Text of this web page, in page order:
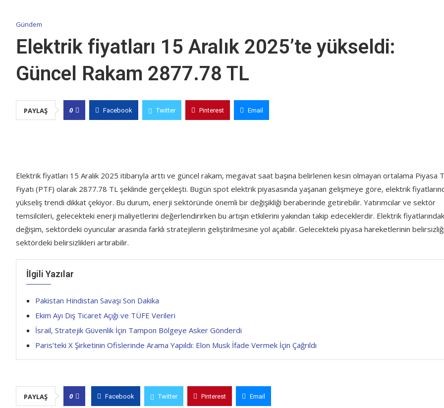
Gündem
Elektrik fiyatları 15 Aralık 2025’te yükseldi:
Güncel Rakam 2877.78 TL
PAYLAŞ 0 Facebook Twitter Pinterest Email
Elektrik fiyatları 15 Aralık 2025 itibarıyla arttı ve güncel rakam, megavat saat başına belirlenen kesin olmayan ortalama Piyasa
Fiyatı (PTF) olarak 2877.78 TL şeklinde gerçekleşti. Bugün spot elektrik piyasasında yaşanan gelişmeye göre, elektrik
yükseliş trendi dikkat çekiyor. Bu durum, enerji sektöründe önemli bir değişikliği beraberinde getirebilir. Yatırımcılar ve sektör
temsilcileri, gelecekteki enerji maliyetlerini değerlendirirken bu artışın etkilerini yakından takip edeceklerdir. Elektrik
değişim, sektördeki oyuncular arasında farklı stratejilerin geliştirilmesine yol açabilir. Gelecekteki piyasa hareketlerinin
sektördeki belirsizlikleri artırabilir.
İlgili Yazılar
Pakistan Hindistan Savaşı Son Dakika
Ekim Ayı Dış Ticaret Açığı ve TÜFE Verileri
İsrail, Stratejik Güvenlik İçin Tampon Bölgeye Asker Gönderdi
Paris’teki X Şirketinin Ofislerinde Arama Yapıldı: Elon Musk İfade Vermek İçin Çağrıldı
PAYLAŞ 0 Facebook Twitter Pinterest Email